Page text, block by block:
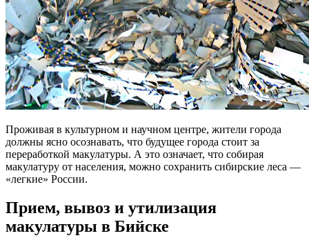
Проживая в культурном и научном центре, жители города
должны ясно осознавать, что будущее города стоит за
переработкой макулатуры. А это означает, что собирая
макулатуру от населения, можно сохранить сибирские леса —
«легкие» России.
Прием, вывоз и утилизация
макулатуры в Бийске